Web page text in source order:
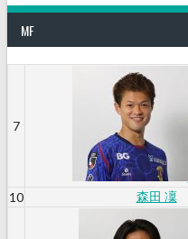
MF
7
10
森田 凜